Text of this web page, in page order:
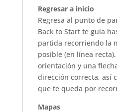
Regresar a inicio
Regresa al punto de
Back to Start te guía
partida recorriendo la
posible (en línea
orientación y una
dirección correcta, así
que te queda por
Mapas